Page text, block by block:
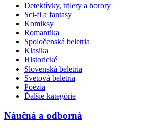
Detektívky, trilery a horory
Sci-fi a fantasy
Komiksy
Romantika
Spoločenská beletria
Klasika
Historické
Slovenská beletria
Svetová beletria
Poézia
Ďalšie kategórie
Náučná a odborná